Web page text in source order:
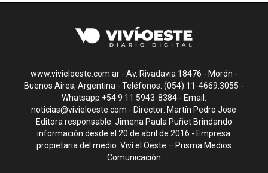
www.vivieloeste.com.ar - Av. Rivadavia 18476 - Morón -
Buenos Aires, Argentina - Teléfonos: (054) 11-4669.3055 -
Whatsapp:+54 9 11 5943-8384 - Email:
noticias@vivieloeste.com - Director: Martín Pedro Jose
Editora responsable: Jimena Paula Puñet Brindando
información desde el 20 de abril de 2016 - Empresa
propietaria del medio: Viví el Oeste – Prisma Medios
Comunicación